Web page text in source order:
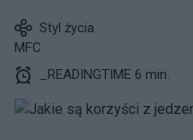
Styl życia
MFC
_READINGTIME 6 min.